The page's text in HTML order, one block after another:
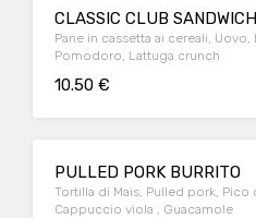
CLASSIC CLUB SANDWICH
Pane in cassetta ai cereali,
Pomodoro, Lattuga crunch
10.50 €
PULLED PORK BURRITO
Tortilla di Mais, Pulled pork,
Cappuccio viola , Guacamole